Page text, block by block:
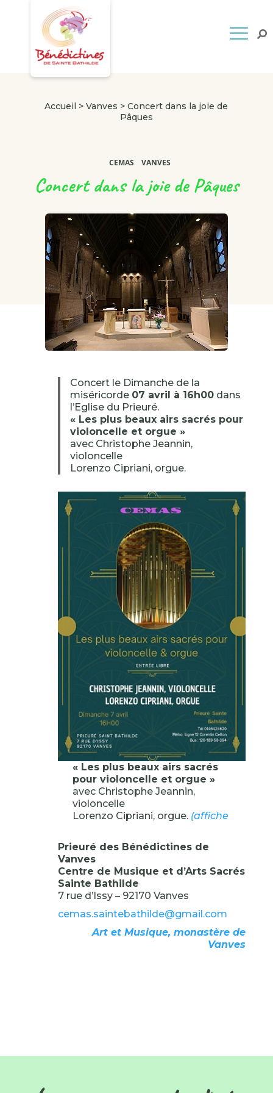
Accueil >Vanves >Concert dans la joie de
Pâques
CEMAS VANVES
Concert dans la joie de Pâques
Concert le Dimanche de la
miséricorde 07 avril à 16h00dans
l’Eglise du Prieuré.
« Les plus beaux airs sacrés pour
violoncelle et orgue »
avec Christophe Jeannin,
violoncelle
Lorenzo Cipriani, orgue.
« Les plus beaux airs sacrés
pour violoncelle et orgue »
avec Christophe Jeannin,
violoncelle
Lorenzo Cipriani, orgue. (affiche
Prieuré des Bénédictines de
Vanves
Centre de Musique et d’Arts Sacrés
Sainte Bathilde
7 rue d’Issy – 92170 Vanves
cemas.saintebathilde@gmail.com
Art et Musique, monastère de
Vanves